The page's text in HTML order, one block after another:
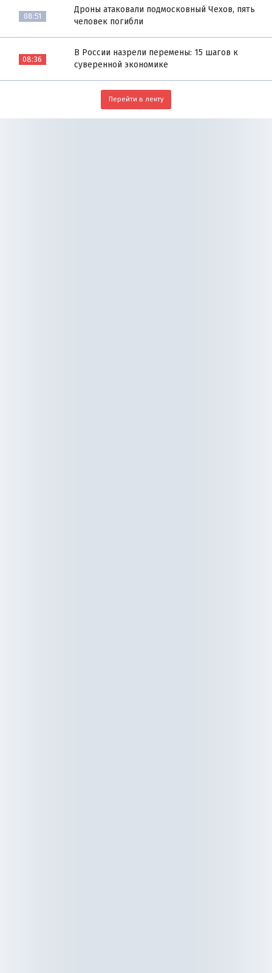
08:51
Дроны атаковали подмосковный Чехов, пять
человек погибли
08:36
В России назрели перемены: 15 шагов к
суверенной экономике
Перейти в ленту